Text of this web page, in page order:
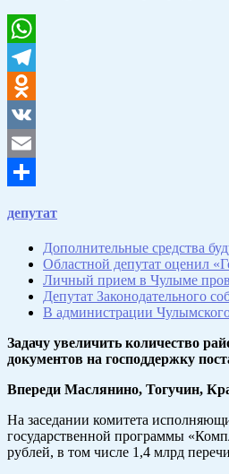
WhatsApp
Telegram
Odnoklassniki
VK
Email
депутат
Дополнительные средства
Областной депутат оценил
Личный прием в Чулыме
Депутат Законодательного
В администрации
Задачу увеличить количество
документов на господдержку
Впереди Маслянино, Тогучин,
На заседании комитета
государственной программы
рублей, в том числе 1,4 млрд